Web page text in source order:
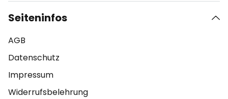
Seiteninfos
AGB
Datenschutz
Impressum
Widerrufsbelehrung